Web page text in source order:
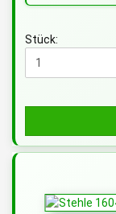
Stück: